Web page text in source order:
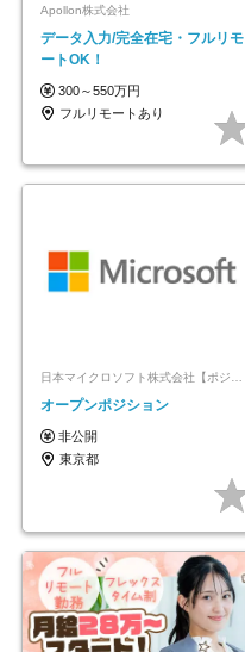
Apollon株式会社
データ入力/完全在宅・フルリモ
ートOK！
300～550万円
フルリモートあり
日本マイクロソフト株式会社【ポジションマッチ登録】
オープンポジション
非公開
東京都